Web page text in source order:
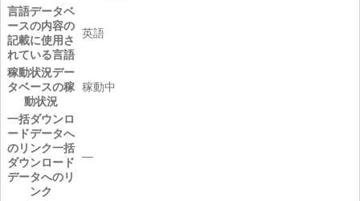
言語データベ
ースの内容の
記載に使用さ
れている言語
英語
稼動状況デー
タベースの稼
動状況
稼動中
一括ダウンロ
ードデータへ
のリンク一括
ダウンロード
データへのリ
ンク
―